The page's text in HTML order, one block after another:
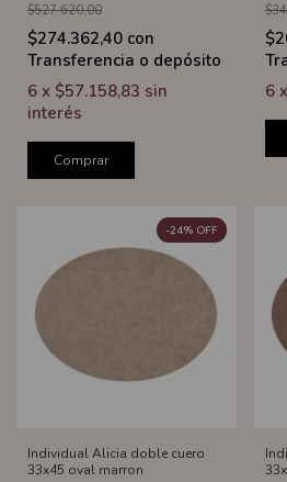
$527.620,00
$274.362,40 con
Transferencia o depósito
6 x $57.158,83 sin
interés
Comprar
6 x
Individual Alicia doble cuero
33x45 oval marron
-24% OFF